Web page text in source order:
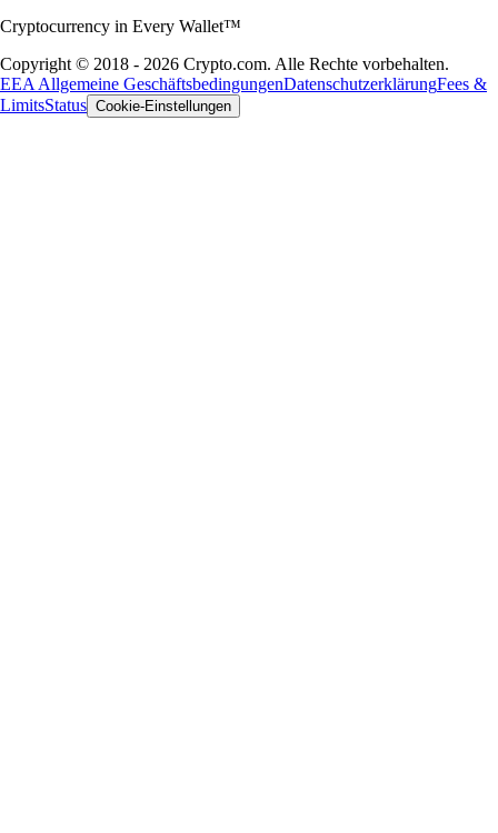
Cryptocurrency in Every Wallet™
Copyright © 2018 - 2026 Crypto.com. Alle Rechte vorbehalten.
EEA Allgemeine GeschäftsbedingungenDatenschutzerklärungFees &
LimitsStatus Cookie-Einstellungen